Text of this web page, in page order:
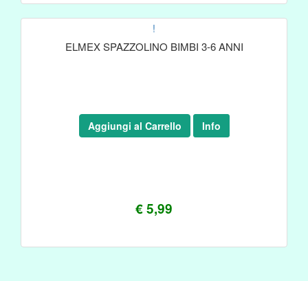
!
ELMEX SPAZZOLINO BIMBI 3-6 ANNI
€ 5,99
Aggiungi al Carrello Info